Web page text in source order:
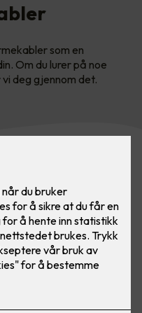
som en
Om du lurer på noe
deg gjennom det.